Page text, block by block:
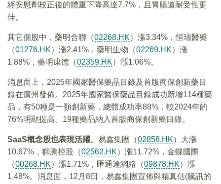
經安慰劑校正後的體重下降高達7.7%，且胃腸道耐受性更
佳。
其它個股中，藥明合聯（02268.HK）漲3.34%，恒瑞醫藥
（01276.HK）漲2.41%，藥明生物（02269.HK）漲
1.88%，藥明康德（02359.HK）漲1.06%。
消息面上，2025年國家醫保藥品目錄及首版商保創新藥目
錄在廣州發佈。2025年國家醫保藥品目錄成功新增114種藥
品，有50種是一類創新藥，總體成功率88%，較2024年的
76%明顯提高。19種藥品納入首版商保創新藥目錄。
SaaS概念股也表現活躍。易鑫集團（02858.HK）大漲
10.67%，獅騰控股（02562.HK）漲11.72%，金蝶國際
（00268.HK）漲1.71%，匯通達網絡（09878.HK）漲
1.48%。消息面，12月8日，易鑫集團宣佈與精真估(騰訊的